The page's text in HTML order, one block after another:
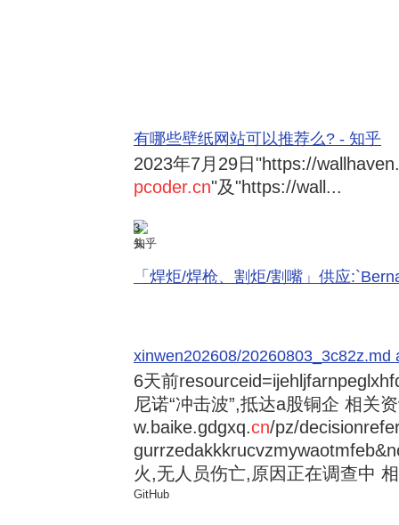
有哪些壁纸网站可以推荐么? - 知乎
2023年7月29日 "https://
pcoder.cn"及"https://wall...
3
知乎
「焊炬/焊枪、割炬/割嘴」供应
xinwen202608/20260803_3c82z.md
6天前
尼诺“冲击波”,抵达a股铜企 相关
w.baike.gdgxq.cn/pz/
火,无人员伤亡,原因正在调查中
GitHub